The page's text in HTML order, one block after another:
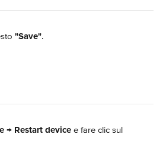
"Save".
→ Restart device e fare clic sul